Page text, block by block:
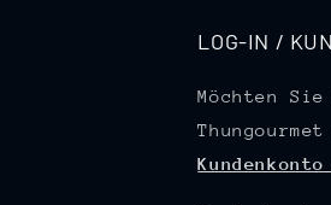
LOG-IN /
Möchten